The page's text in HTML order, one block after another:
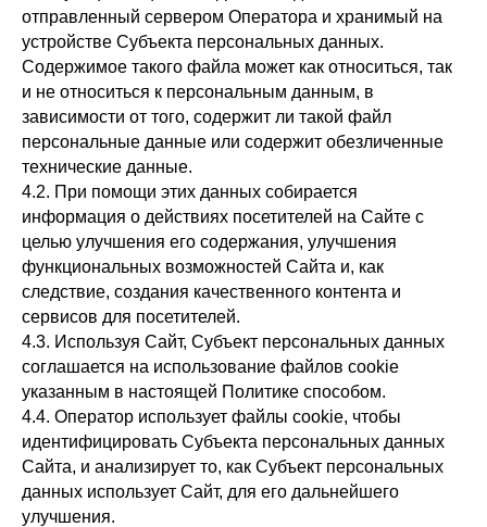
отправленный сервером Оператора и хранимый на
устройстве Субъекта персональных данных.
Содержимое такого файла может как относиться, так
и не относиться к персональным данным, в
зависимости от того, содержит ли такой файл
персональные данные или содержит обезличенные
технические данные.
4.2. При помощи этих данных собирается
информация о действиях посетителей на Сайте с
целью улучшения его содержания, улучшения
функциональных возможностей Сайта и, как
следствие, создания качественного контента и
сервисов для посетителей.
4.3. Используя Сайт, Субъект персональных данных
соглашается на использование файлов cookie
указанным в настоящей Политике способом.
4.4. Оператор использует файлы cookie, чтобы
идентифицировать Субъекта персональных данных
Сайта, и анализирует то, как Субъект персональных
данных использует Сайт, для его дальнейшего
улучшения.